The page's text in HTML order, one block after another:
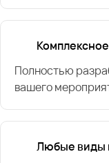
Полностью
вашего
Любые виды